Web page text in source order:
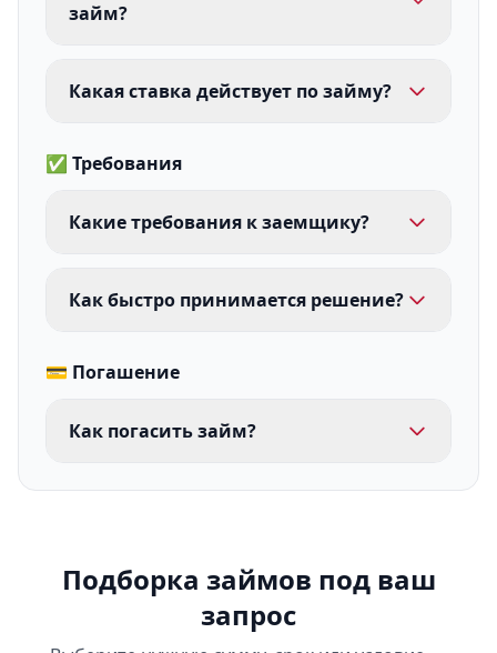
займ?
Какая ставка действует по займу?
✅ Требования
Какие требования к заемщику?
Как быстро принимается решение?
💳 Погашение
Как погасить займ?
Подборка займов под ваш
запрос